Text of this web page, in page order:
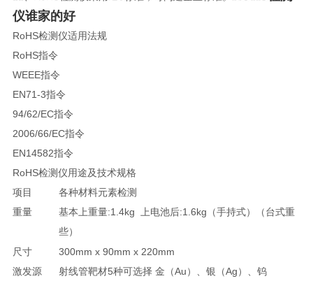
仪谁家的好
RoHS检测仪适用法规
RoHS指令
WEEE指令
EN71-3指令
94/62/EC指令
2006/66/EC指令
EN14582指令
RoHS检测仪用途及技术规格
项目
各种材料元素检测
重量
基本上重量:1.4kg 上电池后:1.6kg （手持式）（台式重
些）
尺寸
300mm x 90mm x 220mm
激发源
射线管靶材5种可选择 金（Au）、银（Ag）、钨